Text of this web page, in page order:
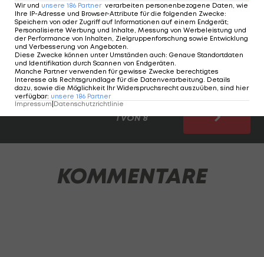
LAOLA1 blickt vor dem erneuten CL-Halbfinal-
Aufeinandertreffen zwischen Barcelona und Inter
Mailand (Mittwoch, ab 21:00 Uhr imLIVE-Ticker) auf
eines der denkwürdigsten Semifinal-Duelle der
Geschichte der Königsklasse zurück.
1 VON 8
KOMMENTARE
Wir und unsere 186 Partner verarbeiten personenbezogene Daten, wie
Ihre IP-Adresse und Browser-Attribute für die folgenden Zwecke:
Speichern von oder Zugriff auf Informationen auf einem Endgerät;
Personalisierte Werbung und Inhalte, Messung von Werbeleistung und
der Performance von Inhalten, Zielgruppenforschung sowie Entwicklung
und Verbesserung von Angeboten
Diese Zwecke können unter Umständen auch: Genaue Standortdaten
und Identifikation durch Scannen von Endgeräten
Manche Partner verwenden für gewisse Zwecke berechtigtes
Interesse als Rechtsgrundlage für die Datenverarbeitung. Details
dazu, sowie die Möglichkeit Ihr Widerspruchsrecht auszuüben, sind hier
verfügbar: unsere 186 Partner
Impressum|Datenschutzrichtlinie